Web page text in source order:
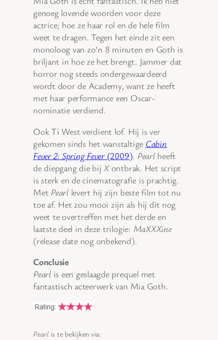
genoeg lovende woorden voor deze
actrice; hoe ze haar rol en de hele film
weet te dragen. Tegen het einde zit een
monoloog van zo’n 8 minuten en Goth is
briljant in hoe ze het brengt. Jammer dat
horror nog steeds ondergewaardeerd
wordt door de Academy, want ze heeft
met haar performance een Oscar-
nominatie verdiend.
Ook Ti West verdient lof. Hij is ver
gekomen sinds het wanstaltige Cabin
Fever 2: Spring Fever(2009). Pearlheeft
de diepgang die bij Xontbrak. Het script
is sterk en de cinematografie is prachtig.
Met Pearllevert hij zijn beste film tot nu
toe af. Het zou mooi zijn als hij dit nog
weet te overtreffen met het derde en
laatste deel in deze trilogie: MaXXXine
(release date nog onbekend).
Conclusie
Pearlis een geslaagde prequel met
fantastisch acteerwerk van Mia Goth.
Pearlis te bekijken via: